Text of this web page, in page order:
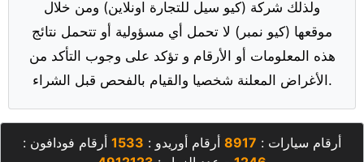
ولذلك شركة (كيو سيل للتجارة اونلاين) ومن خلال
موقعها (كيو نمبر) لا تحمل أي مسؤولية أو تتحمل نتائج
هذه المعلومات أو الأرقام و تؤكد على وجوب التأكد من
الأغراض المعلنة شخصيا والقيام بالفحص قبل الشراء.
أرقام سيارات : 8917 أرقام أوريدو : 1533 أرقام فودافون :